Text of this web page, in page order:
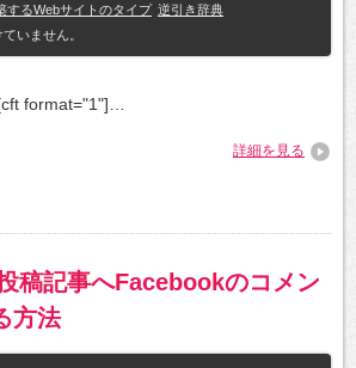
するWebサイトのタイプ 逆引き辞典
いません。
format="1"]…
詳細を見る
稿記事へFacebookのコメン
方法